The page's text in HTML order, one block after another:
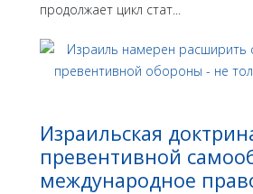
продолжает цикл стат...
Израильская
превентивной
международное